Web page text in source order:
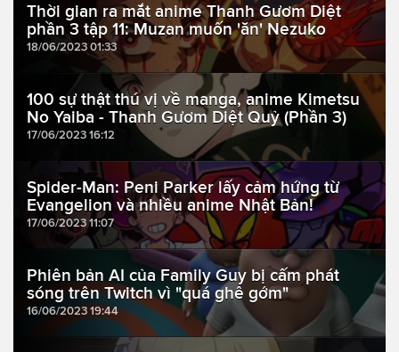
Thời gian ra mắt anime Thanh Gươm Diệt
phần 3 tập 11: Muzan muốn 'ăn' Nezuko
18/06/2023 01:33
100 sự thật thú vị về manga, anime Kimetsu
No Yaiba - Thanh Gươm Diệt Quỷ (Phần 3)
17/06/2023 16:12
Spider-Man: Peni Parker lấy cảm hứng từ
Evangelion và nhiều anime Nhật Bản!
17/06/2023 11:07
Phiên bản AI của Family Guy bị cấm phát
sóng trên Twitch vì "quá ghê gớm"
16/06/2023 19:44